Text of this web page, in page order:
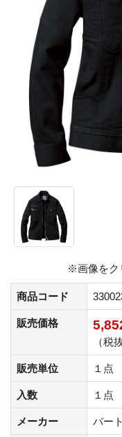
※画像をク
商品コード
販売価格
（税
販売単位 １点
入数 １点
メーカー バー